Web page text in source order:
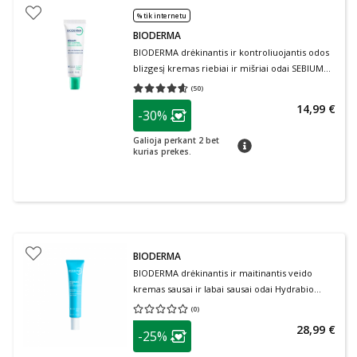
% tik internetu
BIODERMA
BIODERMA drėkinantis ir kontroliuojantis odos
blizgesį kremas riebiai ir mišriai odai SEBIUM
MAT CONTROL, 30 ml
(50)
Vidutinis įvertinimas 4.58
patarimas
Lojalumo klubo narių nuolaida
-30%
Galioja perkant 2 bet
kurias prekes.
patarimas
14,99 €
BIODERMA
BIODERMA drėkinantis ir maitinantis veido
kremas sausai ir labai sausai odai Hydrabio
Riche, 40 ml
(0)
Vidutinis įvertinimas 0.00
patarimas
Lojalumo klubo narių nuolaida
-25% 28,99 €